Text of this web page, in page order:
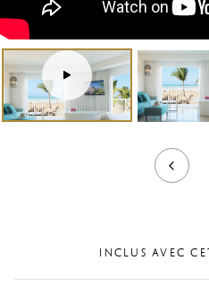
Tour
virtuel
INCLUS AVEC